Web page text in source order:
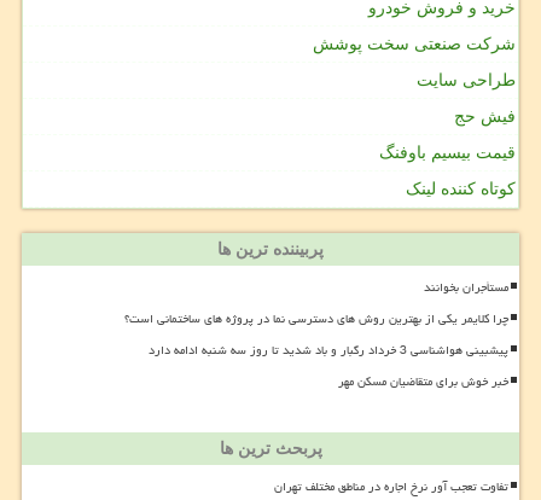
خرید و فروش خودرو
شرکت صنعتی سخت پوشش
طراحی سایت
فیش حج
قیمت بیسیم باوفنگ
کوتاه کننده لینک
پربیننده ترین ها
مستأجران بخوانند
چرا کلایمر یکی از بهترین روش های دسترسی نما در پروژه های ساختمانی است؟
پیشبینی هواشناسی 3 خرداد رگبار و باد شدید تا روز سه شنبه ادامه دارد
خبر خوش برای متقاضیان مسکن مهر
پربحث ترین ها
تفاوت تعجب آور نرخ اجاره در مناطق مختلف تهران